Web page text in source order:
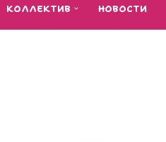
КОЛЛЕКТИВ НОВОСТИ